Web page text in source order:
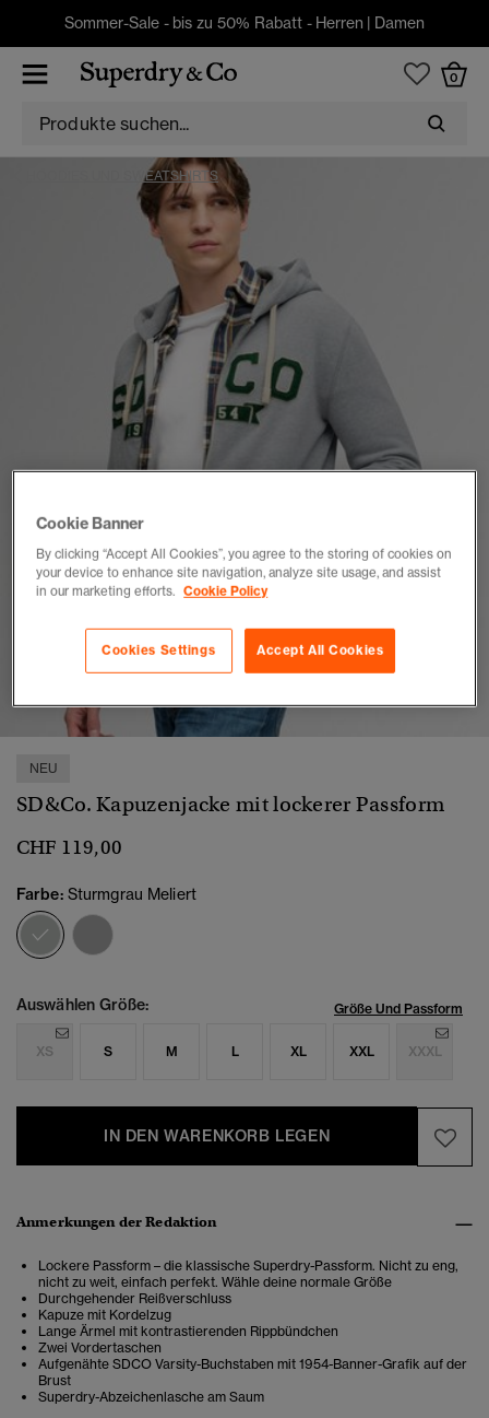
Sommer-Sale - bis zu 50% Rabatt - Herren | Damen
0
HOODIES UND SWEATSHIRTS
1 2 3 4 5 6 7
NEU
SD&Co. Kapuzenjacke mit lockerer Passform
CHF 119,00
Farbe: Sturmgrau Meliert
Ausgewählt
Auswählen Größe: Größe Und Passform
XS S M L XL XXL XXXL
IN DEN WARENKORB LEGEN
Anmerkungen der Redaktion
Lockere Passform – die klassische Superdry-Passform. Nicht zu eng,
nicht zu weit, einfach perfekt. Wähle deine normale Größe
Durchgehender Reißverschluss
Kapuze mit Kordelzug
Lange Ärmel mit kontrastierenden Rippbündchen
Zwei Vordertaschen
Aufgenähte SDCO Varsity-Buchstaben mit 1954-Banner-Grafik auf der
Brust
Superdry-Abzeichenlasche am Saum
Cookie Banner
By clicking “Accept All Cookies”, you agree to the storing of cookies on
your device to enhance site navigation, analyze site usage, and assist
in our marketing efforts. Cookie Policy
Accept All Cookies
Cookies Settings